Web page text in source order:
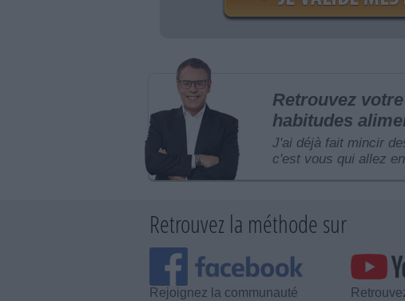
Retrouvez
habitudes
J'ai déjà fait mincir
c'est vous qui allez
Retrouvez la méthode sur
Rejoignez la communauté